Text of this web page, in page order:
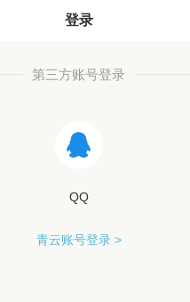
登录
第三方账号登录
QQ
青云账号登录 >